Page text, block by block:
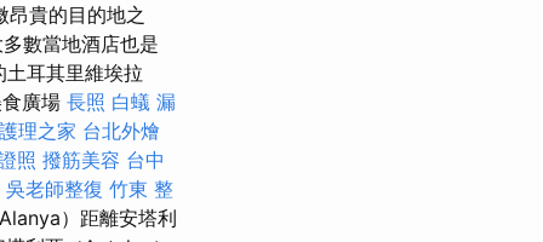
貴的目的地之
數當地酒店也是
耳其里維埃拉
廣場 長照 白蟻 漏
理之家 台北外燴
照 撥筋美容 台中
吳老師整復 竹東 整
）距離安塔利